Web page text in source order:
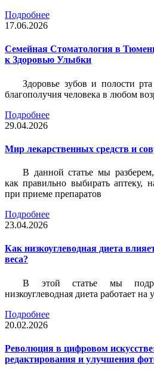
Подробнее
17.06.2026
Семейная Стоматология в
к Здоровью Улыбки
Здоровье зубов и полости
благополучия человека в любом
Подробнее
29.04.2026
Мир лекарственных средств и
В данной статье мы
как правильно выбирать аптеку,
при приеме препаратов
Подробнее
23.04.2026
Как низкоуглеводная диета
веса?
В этой статье мы
низкоуглеводная диета работает на
Подробнее
20.02.2026
Революция в цифровом
редактирования и улучшения